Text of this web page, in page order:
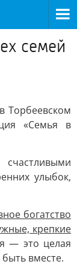
семей
Торбеевском
«Семья в
улыбок,
богатство
крепкие
— это целая
вместе.